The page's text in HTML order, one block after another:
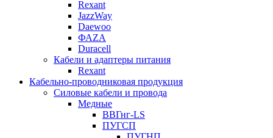
Rexant
JazzWay
Daewoo
ФАZА
Duracell
Кабели и адаптеры питания
Rexant
Кабельно-проводниковая продукция
Силовые кабели и провода
Медные
ВВГнг-LS
ПУГСП